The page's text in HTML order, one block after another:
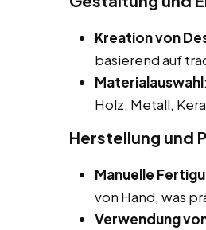
Kreation von
basierend auf
Materialauswahl
Holz, Metall,
Herstellung und
Manuelle
von Hand, was
Verwendung